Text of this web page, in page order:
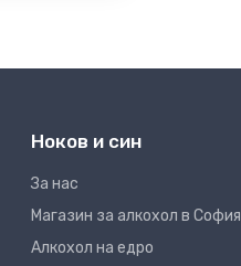
Ноков и син
За нас
Магазин за алкохол в София
Алкохол на едро